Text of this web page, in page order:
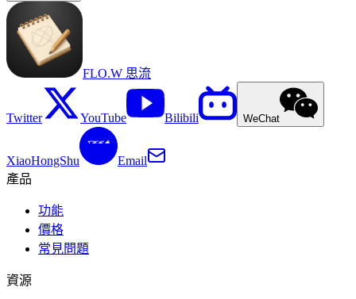
FLO.W 思流
Twitter YouTube Bilibili WeChat
XiaoHongShu
Email
產品
功能
價格
常見問題
資源